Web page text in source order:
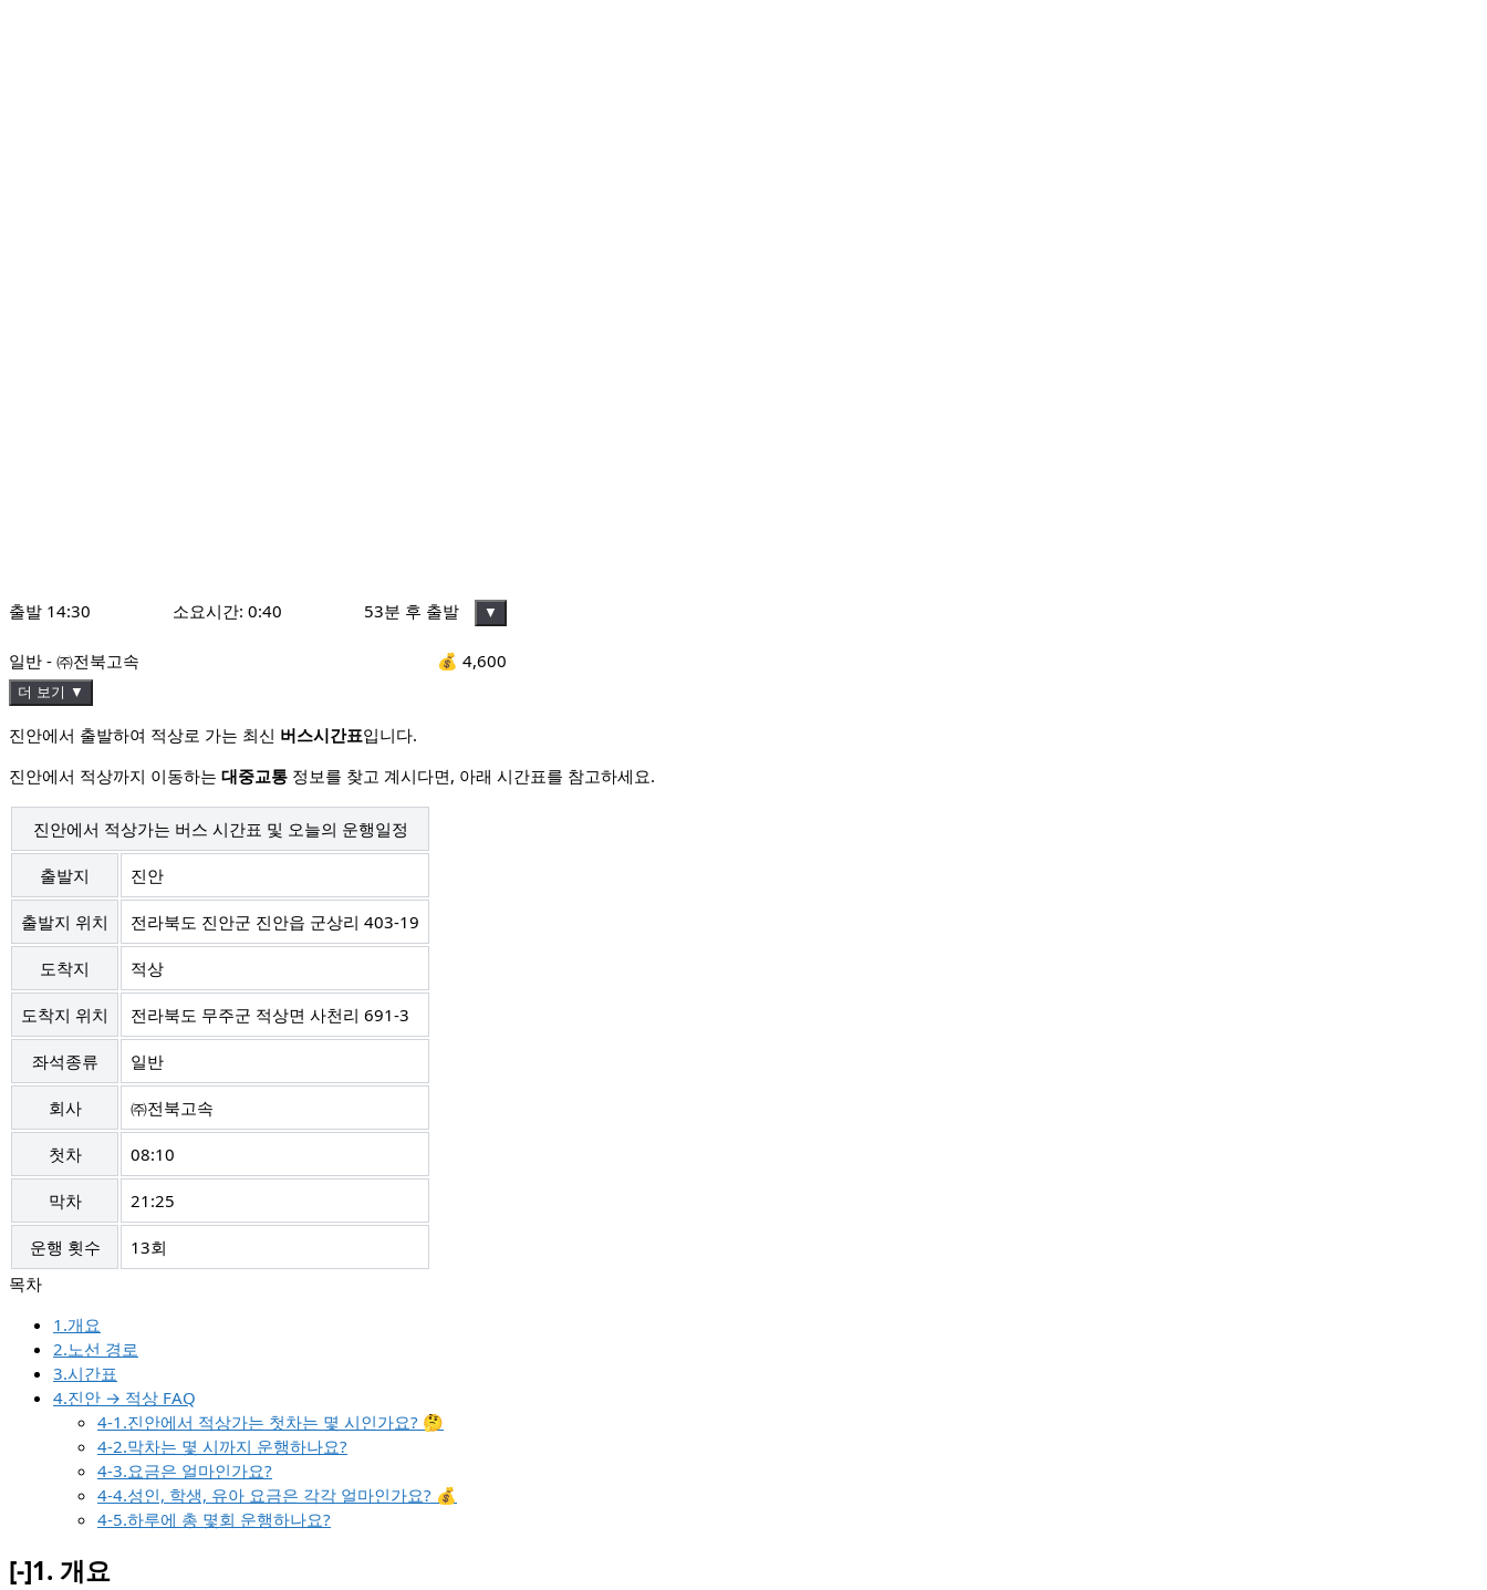
출발 14:30 소요시간: 0:40 53분 후 출발 ▼
일반 - ㈜전북고속 💰 4,600
더 보기 ▼
진안에서 출발하여 적상로 가는 최신 버스시간표입니다.
진안에서 적상까지 이동하는 대중교통 정보를 찾고 계시다면, 아래 시간표를 참고하세요.
진안에서 적상가는 버스 시간표 및 오늘의 운행일정
출발지 진안
출발지 위치 전라북도 진안군 진안읍 군상리 403-19
도착지 적상
도착지 위치 전라북도 무주군 적상면 사천리 691-3
좌석종류 일반
회사 ㈜전북고속
첫차 08:10
막차 21:25
운행 횟수 13회
1.개요
2.노선 경로
3.시간표
4.진안 → 적상 FAQ
4-1.진안에서 적상가는 첫차는 몇 시인가요? 🤔
4-2.막차는 몇 시까지 운행하나요?
4-3.요금은 얼마인가요?
4-4.성인, 학생, 유아 요금은 각각 얼마인가요? 💰
4-5.하루에 총 몇회 운행하나요?
[-]1. 개요